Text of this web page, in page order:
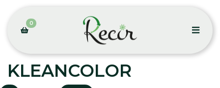
0
KLEANCOLOR